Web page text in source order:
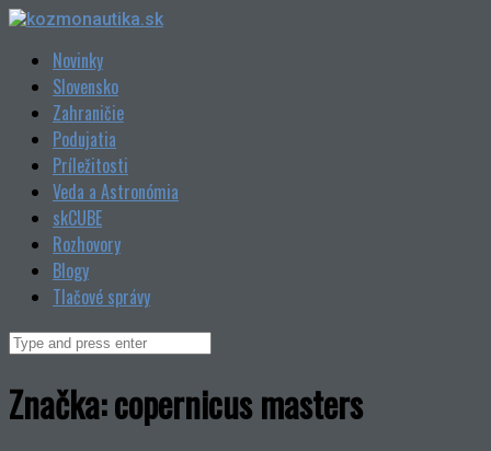
Skip
contentNovinky
Slovensko
Zahraničie
Podujatia
Príležitosti
Veda a Astronómia
skCUBE
Rozhovory
Blogy
Tlačové správy
Search
Značka:copernicus masters